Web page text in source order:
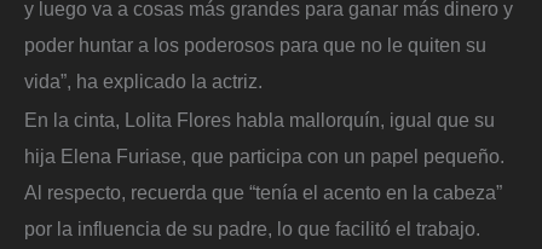
y luego va a cosas más grandes para ganar más dinero y
poder huntar a los poderosos para que no le quiten su
vida”, ha explicado la actriz.
En la cinta, Lolita Flores habla mallorquín, igual que su
hija Elena Furiase, que participa con un papel pequeño.
Al respecto, recuerda que “tenía el acento en la cabeza”
por la influencia de su padre, lo que facilitó el trabajo.